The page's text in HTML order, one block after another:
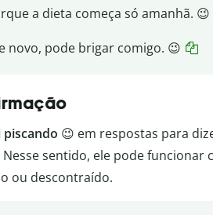
a dieta começa só amanhã. 😉
novo, pode brigar comigo. 😉
piscando 😉 em respostas para
sentido, ele pode funcionar
ou descontraído.